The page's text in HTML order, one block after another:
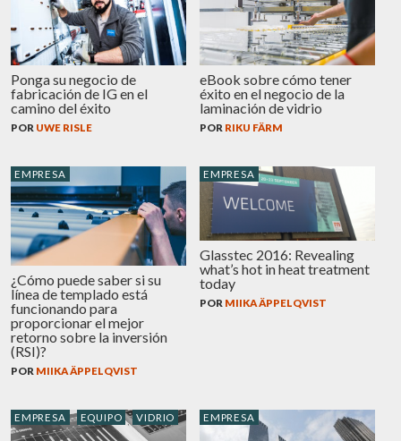
Ponga su negocio de
fabricación de IG en el
camino del éxito
POR UWE RISLE
eBook sobre cómo tener
éxito en el negocio de la
laminación de vidrio
POR RIKU FÄRM
EMPRESA
¿Cómo puede saber si su
línea de templado está
funcionando para
proporcionar el mejor
retorno sobre la inversión
(RSI)?
POR MIIKA ÄPPELQVIST
EMPRESA
Glasstec 2016: Revealing
what’s hot in heat treatment
today
POR MIIKA ÄPPELQVIST
EMPRESA EQUIPO VIDRIO EMPRESA